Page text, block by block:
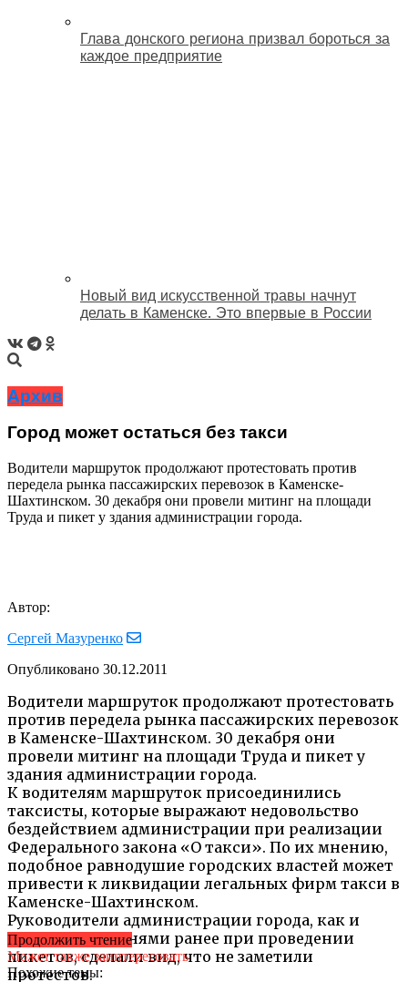
Глава донского региона призвал бороться за
каждое предприятие
Новый вид искусственной травы начнут
делать в Каменске. Это впервые в России
Архив
Город может остаться без такси
Водители маршруток продолжают протестовать против
передела рынка пассажирских перевозок в Каменске-
Шахтинском. 30 декабря они провели митинг на площади
Труда и пикет у здания администрации города.
Автор:
Сергей Мазуренко
Опубликовано 30.12.2011
Водители маршруток продолжают протестовать
против передела рынка пассажирских перевозок
в Каменске-Шахтинском. 30 декабря они
провели митинг на площади Труда и пикет у
здания администрации города.
К водителям маршруток присоединились
таксисты, которые выражают недовольство
бездействием администрации при реализации
Федерального закона «О такси». По их мнению,
подобное равнодушие городских властей может
привести к ликвидации легальных фирм такси в
Каменске-Шахтинском.
Руководители администрации города, как и
несколькими днями ранее при проведении
пикетов, сделали вид, что не заметили
протестов.
Продолжить чтение
Может также заинтересовать
Похожие темы: